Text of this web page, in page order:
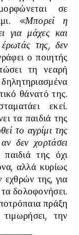
σε
«Μπορεί η
για μάχες και
της, δεν
ο ποιητής
τη νεαρή
θάνατό της.
εκεί.
τα παιδιά της
το αγρίμι της
δεν χορτάσει
της όχι
αλλά κυρίως
της, για
δολοφονήσει.
πράξη
την